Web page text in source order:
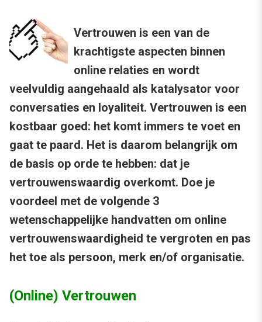
Vertrouwen is een van de
krachtigste aspecten binnen
online relaties en wordt
veelvuldig aangehaald als katalysator voor
conversaties en loyaliteit. Vertrouwen is een
kostbaar goed: het komt immers te voet en
gaat te paard. Het is daarom belangrijk om
de basis op orde te hebben: dat je
vertrouwenswaardig overkomt. Doe je
voordeel met de volgende 3
wetenschappelijke handvatten om online
vertrouwenswaardigheid te vergroten en pas
het toe als persoon, merk en/of organisatie.
(Online) Vertrouwen